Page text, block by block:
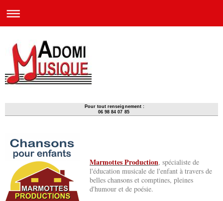
Pour tout renseignement :
06 98 84 07 85
Marmottes Production, spécialiste de
l'éducation musicale de l'enfant à travers de
belles chansons et comptines, pleines
d'humour et de poésie.